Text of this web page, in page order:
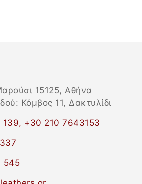
15125, Αθήνα
Κόμβος 11, Δακτυλίδι
+30 210 7643153
545